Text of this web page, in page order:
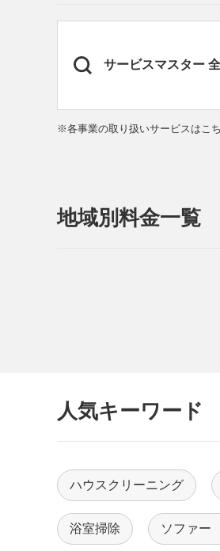
サービスマスター
※各事業の取り扱いサービスはこ
地域別料金一覧
人気キーワード
ハウスクリーニング
浴室掃除 ソファ